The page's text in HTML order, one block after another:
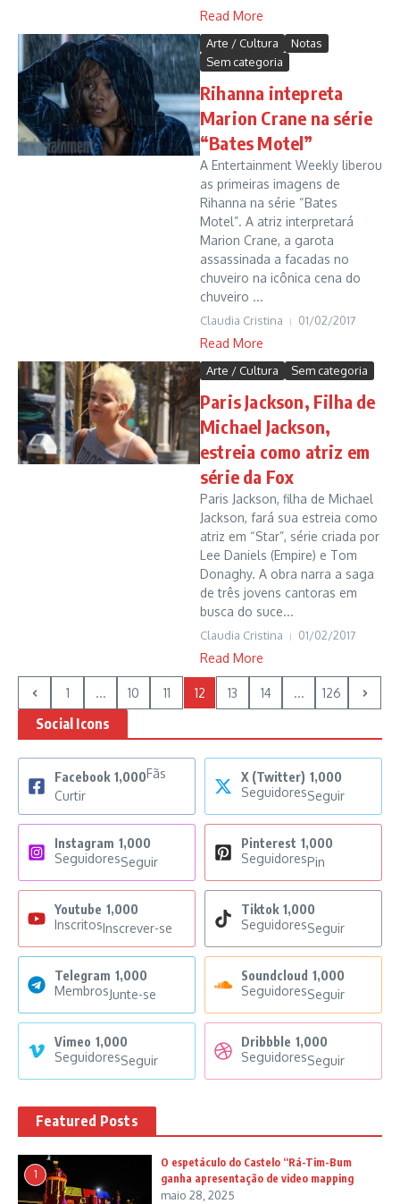
Read More
Arte / Cultura
Notas
Sem categoria
Rihanna intepreta
Marion Crane na série
“Bates Motel”
A Entertainment Weekly liberou
as primeiras imagens de
Rihanna na série “Bates
Motel”. A atriz interpretará
Marion Crane, a garota
assassinada a facadas no
chuveiro na icônica cena do
chuveiro ...
Claudia Cristina 01/02/2017
Read More
Arte / Cultura Sem categoria
Paris Jackson, Filha de
Michael Jackson,
estreia como atriz em
série da Fox
Paris Jackson, filha de Michael
Jackson, fará sua estreia como
atriz em “Star”, série criada por
Lee Daniels (Empire) e Tom
Donaghy. A obra narra a saga
de três jovens cantoras em
busca do suce...
Claudia Cristina 01/02/2017
Read More
1 ... 10 11 12 13 14 ... 126
Social Icons
Facebook 1,000Fãs
Curtir
X (Twitter) 1,000
SeguidoresSeguir
Instagram 1,000
SeguidoresSeguir
Pinterest 1,000
SeguidoresPin
Youtube 1,000
InscritosInscrever-se
Tiktok 1,000
SeguidoresSeguir
Telegram 1,000
MembrosJunte-se
Soundcloud 1,000
SeguidoresSeguir
Vimeo 1,000
SeguidoresSeguir
Dribbble 1,000
SeguidoresSeguir
Featured Posts
1
O espetáculo do Castelo “Rá-Tim-Bum
ganha apresentação de video mapping
maio 28, 2025